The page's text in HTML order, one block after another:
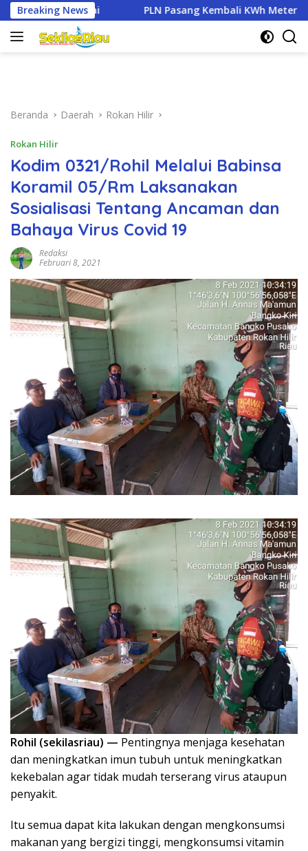
Langsung
ke
konten
Breaking News
PLN Pasang Kembali KWh Meter Rumah Ketua RT di Dumai
Beranda Daerah Rokan Hilir
Rokan Hilir
Kodim 0321/Rohil Melalui Babinsa
Koramil 05/Rm Laksanakan
Sosialisasi Tentang Ancaman dan
Bahaya Virus Covid 19
Redaksi
Februari 8, 2021
Rohil (sekilasriau) — Pentingnya menjaga kesehatan
dan meningkatkan imun tubuh untuk meningkatkan
kekebalan agar tidak mudah terserang virus ataupun
penyakit.
Itu semua dapat kita lakukan dengan mengkonsumsi
makanan yang bergizi tinggi, mengkonsumsi vitamin